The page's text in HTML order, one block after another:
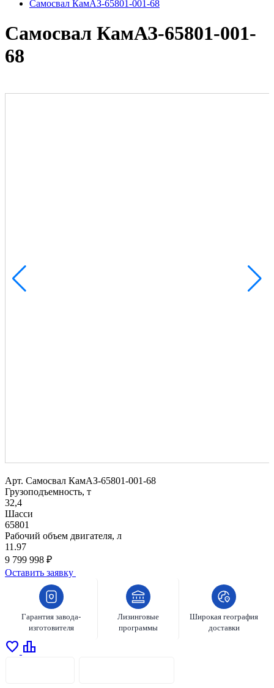
Самосвал КамАЗ-65801-001-68
Самосвал КамАЗ-65801-001-
68
Арт. Самосвал КамАЗ-65801-001-68
Грузоподъемность, т
32,4
Шасси
65801
Рабочий объем двигателя, л
11.97
9 799 998 ₽
Оставить заявку
Гарантия завода-
изготовителя
Лизинговые
программы
Широкая география
доставки
favorite leaderboard